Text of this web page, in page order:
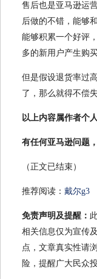
售后也是亚马逊运
后做的不错，能够
能够积累一个好评
多的新用户产生购
但是假设退货率过
了，那么就得不偿失
以上内容属作者个
有任何亚马逊问题
（正文已结束）
推荐阅读： 戴尔g3
免责声明及提醒：
相关信息仅为宣传
点，文章真实性请
险，提醒广大民众